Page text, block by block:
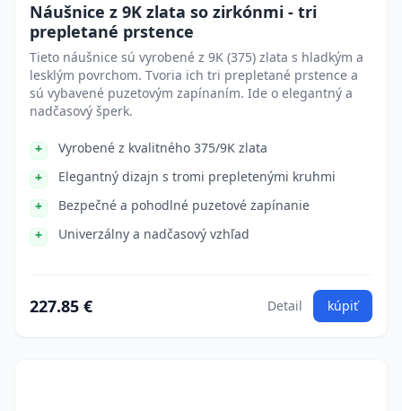
Náušnice z 9K zlata so zirkónmi - tri
prepletané prstence
Tieto náušnice sú vyrobené z 9K (375) zlata s hladkým a
lesklým povrchom. Tvoria ich tri prepletané prstence a
sú vybavené puzetovým zapínaním. Ide o elegantný a
nadčasový šperk.
Vyrobené z kvalitného 375/9K zlata
Elegantný dizajn s tromi prepletenými kruhmi
Bezpečné a pohodlné puzetové zapínanie
Univerzálny a nadčasový vzhľad
227.85 € Detail kúpiť